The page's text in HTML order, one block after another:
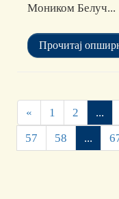
Моником Белуч...
Прочитај
« 1 2 ...
57
58 ...